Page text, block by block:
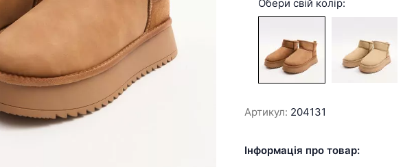
Обери свій колір:
Артикул: 204131
Інформація про товар: